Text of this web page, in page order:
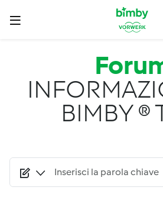
Salta al contenuto principale
BIMBY ®